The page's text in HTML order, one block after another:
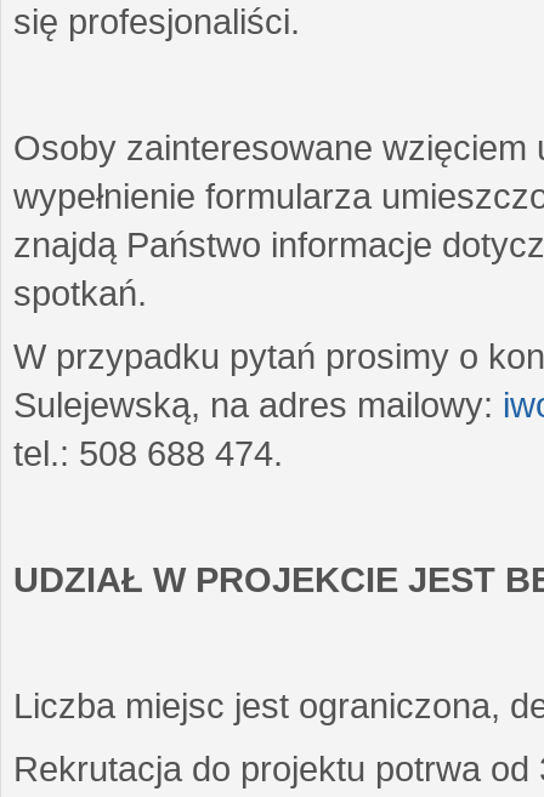
się profesjonaliści.
Osoby zainteresowane wzięciem
wypełnienie formularza
znajdą Państwo informacje
spotkań.
W przypadku pytań prosimy o
Sulejewską, na adres mailowy:
tel.: 508 688 474.
UDZIAŁ W PROJEKCIE JEST
Liczba miejsc jest ograniczona,
Rekrutacja do projektu potrwa